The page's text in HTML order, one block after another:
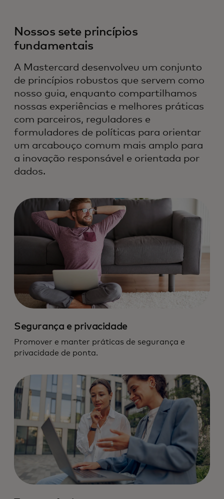
Nos responsabilizamos com o mais alto
padrão de responsabilidade em dados e
tecnologia.
Nossos sete princípios
fundamentais
A Mastercard desenvolveu um conjunto
de princípios robustos que servem como
nosso guia, enquanto compartilhamos
nossas experiências e melhores práticas
com parceiros, reguladores e
formuladores de políticas para orientar
um arcabouço comum mais amplo para
a inovação responsável e orientada por
dados.
Segurança e privacidade
Promover e manter práticas de segurança e
privacidade de ponta.